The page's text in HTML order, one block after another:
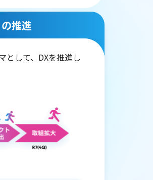
推進
として、DXを推進し